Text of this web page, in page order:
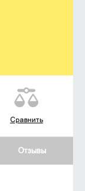
Сравнить
Отзывы